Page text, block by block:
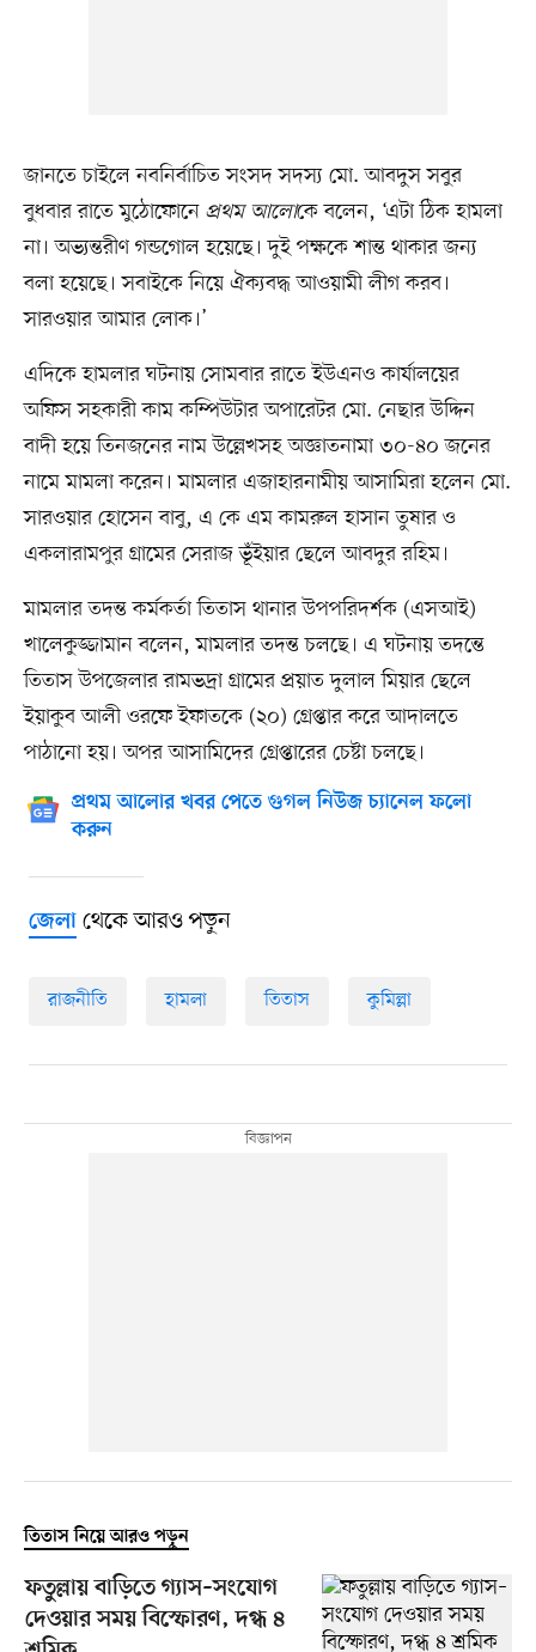
জানতে চাইলে নবনির্বাচিত সংসদ সদস্য মো. আবদুস সবুর
বুধবার রাতে মুঠোফোনে প্রথম আলোকে বলেন, ‘এটা ঠিক হামলা
না। অভ্যন্তরীণ গন্ডগোল হয়েছে। দুই পক্ষকে শান্ত থাকার জন্য
বলা হয়েছে। সবাইকে নিয়ে ঐক্যবদ্ধ আওয়ামী লীগ করব।
সারওয়ার আমার লোক।’
এদিকে হামলার ঘটনায় সোমবার রাতে ইউএনও কার্যালয়ের
অফিস সহকারী কাম কম্পিউটার অপারেটর মো. নেছার উদ্দিন
বাদী হয়ে তিনজনের নাম উল্লেখসহ অজ্ঞাতনামা ৩০-৪০ জনের
নামে মামলা করেন। মামলার এজাহারনামীয় আসামিরা হলেন মো.
সারওয়ার হোসেন বাবু, এ কে এম কামরুল হাসান তুষার ও
একলারামপুর গ্রামের সেরাজ ভূঁইয়ার ছেলে আবদুর রহিম।
মামলার তদন্ত কর্মকর্তা তিতাস থানার উপপরিদর্শক (এসআই)
খালেকুজ্জামান বলেন, মামলার তদন্ত চলছে। এ ঘটনায় তদন্তে
তিতাস উপজেলার রামভদ্রা গ্রামের প্রয়াত দুলাল মিয়ার ছেলে
ইয়াকুব আলী ওরফে ইফাতকে (২০) গ্রেপ্তার করে আদালতে
পাঠানো হয়। অপর আসামিদের গ্রেপ্তারের চেষ্টা চলছে।
প্রথম আলোর খবর পেতে গুগল নিউজ চ্যানেল ফলো
করুন
জেলাথেকে আরও পড়ুন
রাজনীতি হামলা তিতাস কুমিল্লা
তিতাস নিয়ে আরও পড়ুন
ফতুল্লায় বাড়িতে গ্যাস–সংযোগ
দেওয়ার সময় বিস্ফোরণ, দগ্ধ ৪